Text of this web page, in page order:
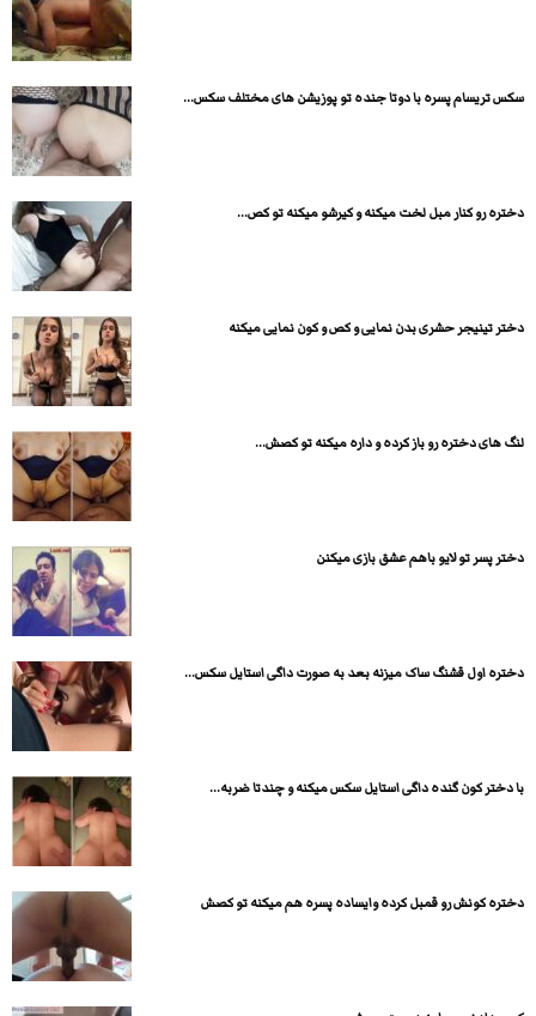
سکس تریسام پسره با دوتا جنده تو پوزیشن های مختلف سکس...
دختره رو کنار مبل لخت میکنه و کیرشو میکنه تو کص...
دختر تینیجر حشری بدن نمایی و کص و کون نمایی میکنه
لنگ های دختره رو باز کرده و داره میکنه تو کصش...
دختر پسر تو لایو باهم عشق بازی میکنن
دختره اول قشنگ ساک میزنه بعد به صورت داگی استایل سکس...
با دختر کون گنده داگی استایل سکس میکنه و چندتا ضربه...
دختره کونش رو قمبل کرده وایساده پسره هم میکنه تو کصش